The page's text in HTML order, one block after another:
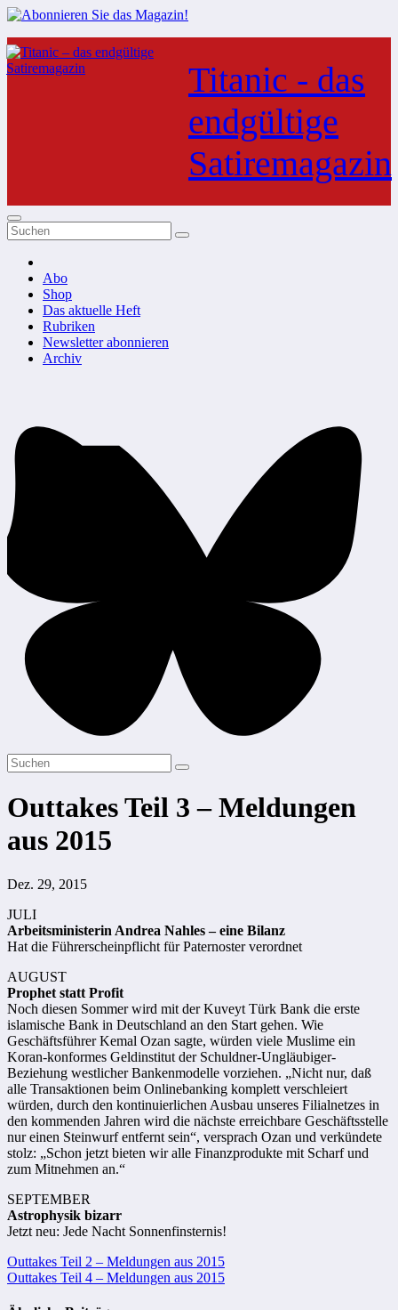
Zum
Inhalt
springen
Titanic - das
endgültige
Satiremagazin
Abo
Shop
Das aktuelle Heft
Rubriken
Newsletter abonnieren
Archiv
Outtakes Teil 3 – Meldungen
aus 2015
Dez. 29, 2015
JULI
Arbeitsministerin Andrea Nahles – eine Bilanz
Hat die Führerscheinpflicht für Paternoster verordnet
AUGUST
Prophet statt Profit
Noch diesen Sommer wird mit der Kuveyt Türk Bank die erste
islamische Bank in Deutschland an den Start gehen. Wie
Geschäftsführer Kemal Ozan sagte, würden viele Muslime ein
Koran-konformes Geldinstitut der Schuldner-Ungläubiger-
Beziehung westlicher Bankenmodelle vorziehen. „Nicht nur, daß
alle Transaktionen beim Onlinebanking komplett verschleiert
würden, durch den kontinuierlichen Ausbau unseres Filialnetzes in
den kommenden Jahren wird die nächste erreichbare Geschäftsstelle
nur einen Steinwurf entfernt sein“, versprach Ozan und verkündete
stolz: „Schon jetzt bieten wir alle Finanzprodukte mit Scharf und
zum Mitnehmen an.“
SEPTEMBER
Astrophysik bizarr
Jetzt neu: Jede Nacht Sonnenfinsternis!
Beitragsnavigation
Outtakes Teil 2 – Meldungen aus 2015
Outtakes Teil 4 – Meldungen aus 2015